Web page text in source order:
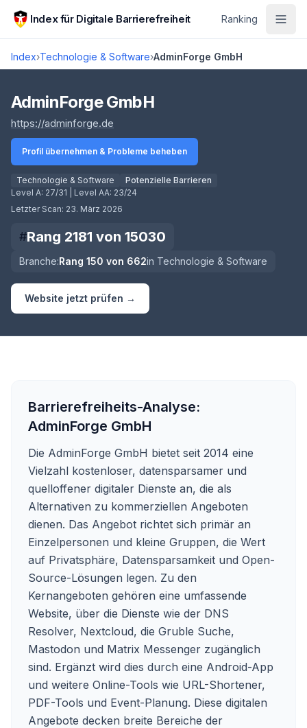
Zum Hauptinhalt springen
Index für Digitale Barrierefreiheit Ranking
Index›Technologie & Software›AdminForge GmbH
Score lädt
AdminForge GmbH
https://adminforge.de
Profil übernehmen & Probleme beheben
Technologie & Software
Potenzielle Barrieren
Level A: 27/31 | Level AA: 23/24
Letzter Scan: 23. März 2026
#Rang 2181 von 15030
Branche:Rang 150 von 662in Technologie & Software
Website jetzt prüfen →
Barrierefreiheits-Analyse:
AdminForge GmbH
Die AdminForge GmbH bietet seit 2014 eine
Vielzahl kostenloser, datensparsamer und
quelloffener digitaler Dienste an, die als
Alternativen zu kommerziellen Angeboten
dienen. Das Angebot richtet sich primär an
Einzelpersonen und kleine Gruppen, die Wert
auf Privatsphäre, Datensparsamkeit und Open-
Source-Lösungen legen. Zu den
Kernangeboten gehören eine umfassende
Website, über die Dienste wie der DNS
Resolver, Nextcloud, die Gruble Suche,
Mastodon und Matrix Messenger zugänglich
sind. Ergänzt wird dies durch eine Android-App
und weitere Online-Tools wie URL-Shortener,
PDF-Tools und Event-Planung. Diese digitalen
Angebote decken breite Bereiche der